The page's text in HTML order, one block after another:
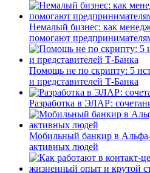
Немалый бизнес: как
помогают
Помощь не по скрипту: 5
и представителей Т-Банка
Разработка в ЭЛАР:
Мобильный банкир в
активных людей